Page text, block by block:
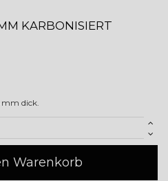
KARBONISIERT
dick.
Warenkorb